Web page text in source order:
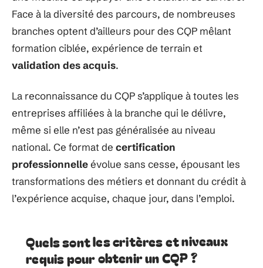
Face à la diversité des parcours, de nombreuses
branches optent d’ailleurs pour des CQP mêlant
formation ciblée, expérience de terrain et
validation des acquis.
La reconnaissance du CQP s’applique à toutes les
entreprises affiliées à la branche qui le délivre,
même si elle n’est pas généralisée au niveau
national. Ce format de certification
professionnelleévolue sans cesse, épousant les
transformations des métiers et donnant du crédit à
l’expérience acquise, chaque jour, dans l’emploi.
Quels sont les critères et niveaux
requis pour obtenir un CQP ?